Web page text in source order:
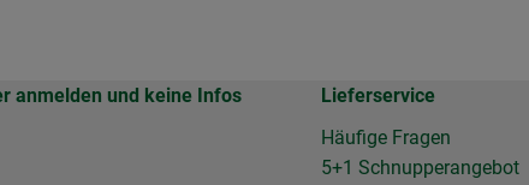
anmelden und keine Infos
Lieferservice
Häufige Fragen
5+1 Schnupperangebot